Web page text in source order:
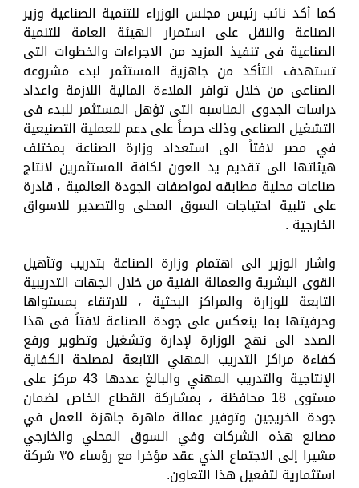
كما أكد نائب رئيس مجلس الوزراء للتنمية الصناعية وزير
الصناعة والنقل على استمرار الهيئة العامة للتنمية
الصناعية فى تنفيذ المزيد من الاجراءات والخطوات التى
تستهدف التأكد من جاهزية المستثمر لبدء مشروعه
الصناعى من خلال توافر الملاءة المالية اللازمة واعداد
دراسات الجدوى المناسبه التى تؤهل المستثمر للبدء فى
التشغيل الصناعى وذلك حرصاً على دعم للعملية التصنيعية
في مصر لافتاً الى استعداد وزارة الصناعة بمختلف
هيئاتها الى تقديم يد العون لكافة المستثمرين لانتاج
صناعات محلية مطابقه لمواصفات الجودة العالمية ، قادرة
على تلبية احتياجات السوق المحلى والتصدير للاسواق
الخارجية .
واشار الوزير الى اهتمام وزارة الصناعة بتدريب وتأهيل
القوى البشرية والعمالة الفنية من خلال الجهات التدريبية
التابعة للوزارة والمراكز البحثية ، للارتقاء بمستواها
وحرفيتها بما ينعكس على جودة الصناعة لافتاً فى هذا
الصدد الى نهج الوزارة لإدارة وتشغيل وتطوير ورفع
كفاءة مراكز التدريب المهني التابعة لمصلحة الكفاية
الإنتاجية والتدريب المهني والبالغ عددها 43 مركز على
مستوى 18 محافظة ، بمشاركة القطاع الخاص لضمان
جودة الخريجين وتوفير عمالة ماهرة جاهزة للعمل في
مصانع هذه الشركات وفي السوق المحلي والخارجي
مشيرا إلى الاجتماع الذي عقد مؤخرا مع رؤساء ٣٥ شركة
استثمارية لتفعيل هذا التعاون.